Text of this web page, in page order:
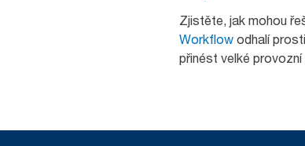
Zjistěte, jak mohou
Workflow odhalí
přinést velké provozní